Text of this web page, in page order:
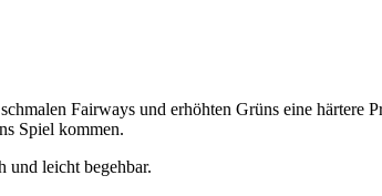
Fairways und erhöhten Grüns eine
Spiel kommen.
und leicht begehbar.